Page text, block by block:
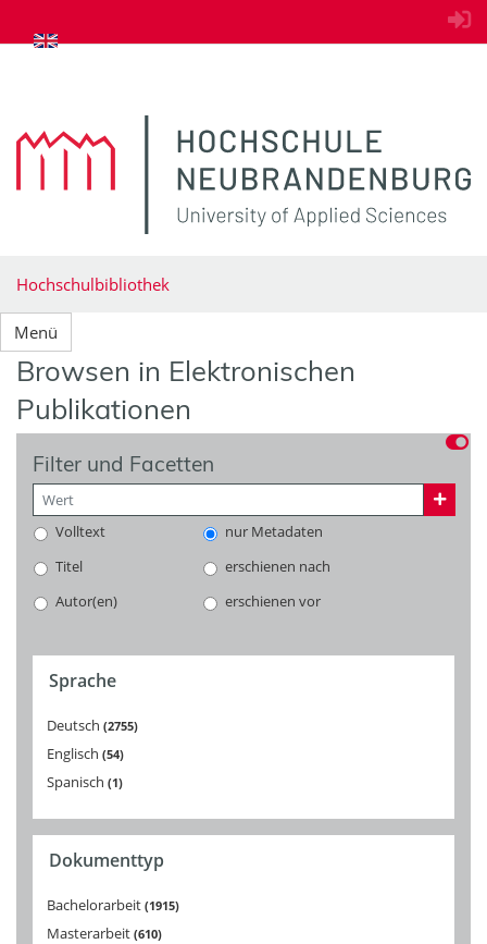
zum Inhalt springen
Hochschulbibliothek
Menü
Browsen in Elektronischen
Publikationen
Filter und Facetten
Volltext
nur Metadaten
Titel
erschienen nach
Autor(en)
erschienen vor
Sprache
Deutsch 2755
Englisch 54
Spanisch 1
Dokumenttyp
Bachelorarbeit 1915
Masterarbeit 610